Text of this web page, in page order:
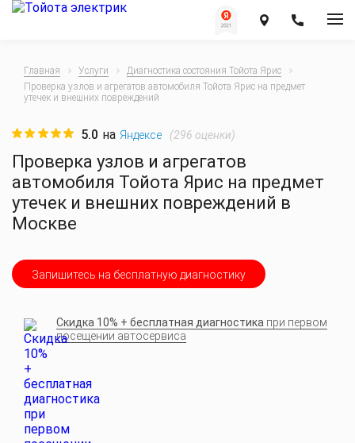
Главная Услуги
Диагностика состояния Тойота Ярис
Проверка узлов и агрегатов автомобиля Тойота Ярис на предмет
утечек и внешних повреждений
Проверка узлов и агрегатов
автомобиля Тойота Ярис на предмет
утечек и внешних повреждений в
Москве
5.0 на Яндексе (296 оценки)
Запишитесь на бесплатную диагностику
Скидка 10% + бесплатная диагностика при первом
посещении автосервиса